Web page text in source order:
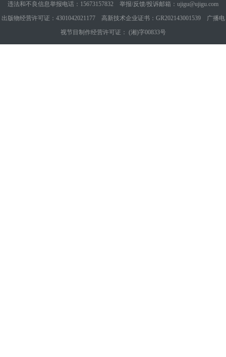
违法和不良信息举报电话：15673157832 举报/反馈/投诉邮箱：ujigu@ujigu.com
出版物经营许可证：4301042021177 高新技术企业证书：GR202143001539 广播电
视节目制作经营许可证： (湘)字00833号